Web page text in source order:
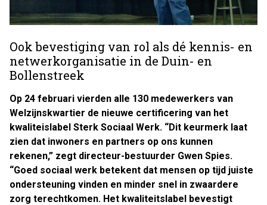
Ook bevestiging van rol als dé kennis- en
netwerkorganisatie in de Duin- en
Bollenstreek
Op 24 februari vierden alle 130 medewerkers van
Welzijnskwartier de nieuwe certificering van het
kwaliteislabel Sterk Sociaal Werk. “Dit keurmerk laat
zien dat inwoners en partners op ons kunnen
rekenen,” zegt directeur-bestuurder Gwen Spies.
“Goed sociaal werk betekent dat mensen op tijd juiste
ondersteuning vinden en minder snel in zwaardere
zorg terechtkomen. Het kwaliteitslabel bevestigt